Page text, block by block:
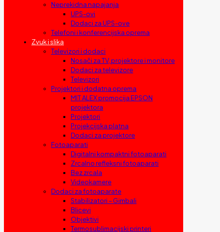
Neprekidna napajanja
UPS-ovi
Dodaci za UPS-ove
Telefoni i konferencijska oprema
Zvuk i slika
Televizori i dodaci
Nosači za TV, projektore i monitore
Dodaci za televizore
Televizori
Projektori i dodatna oprema
MIT ALEX promocija EPSON
projektora
Projektori
Projekcijska platna
Dodaci za projektore
Fotoaparati
Digitalni kompaktni fotoaparati
Zrcalno refleksni fotoaparati
Bez zrcala
Videokamere
Dodaci za fotoaparate
Stabilizatori – Gimbali
Blicevi
Objektivi
Termosublimacijski printeri